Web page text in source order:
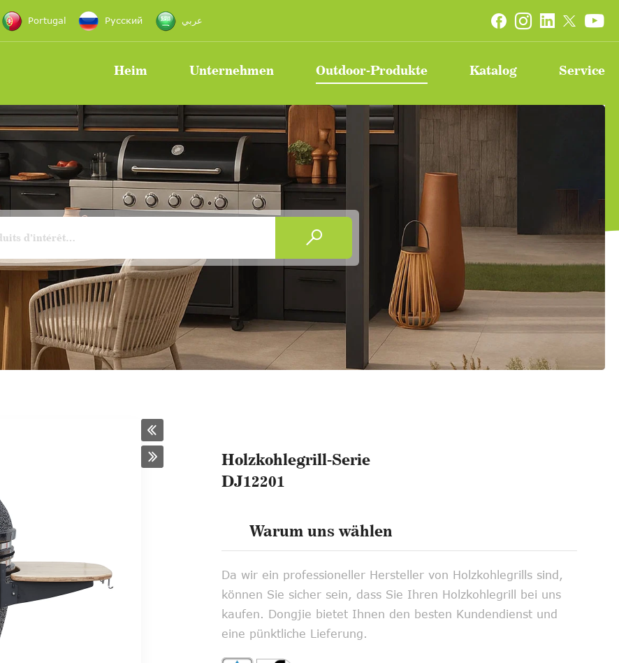
Portugal Русский عربي  
Heim Unternehmen Outdoor-Produkte Katalog Service
Holzkohlegrill-Serie
DJ12201
Warum uns wählen
Da wir ein professioneller Hersteller von Holzkohlegrills sind,
können Sie sicher sein, dass Sie Ihren Holzkohlegrill bei uns
kaufen. Dongjie bietet Ihnen den besten Kundendienst und
eine pünktliche Lieferung.